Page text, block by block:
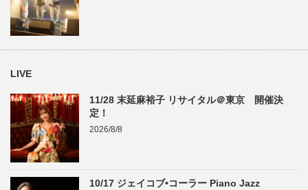
LIVE
11/28 末延麻裕子 リサイタル＠東京 開催決
定！
2026/8/8
10/17 ジェイコブ•コーラー Piano Jazz